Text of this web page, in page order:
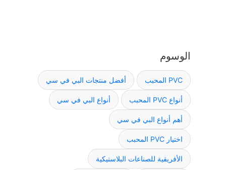
الوسوم
PVC المحبب أفضل منتجات البي في سي
أنواع PVC المحبب أنواع البي في سي
أهم أنواع البي في سي
اختيار PVC المحبب
الأفريقية للصناعات البلاستيكية